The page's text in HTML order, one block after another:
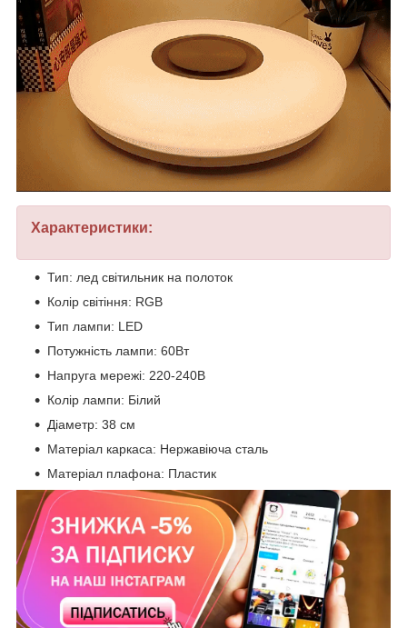
Характеристики:
Тип: лед світильник на полоток
Колір світіння: RGB
Тип лампи: LED
Потужність лампи: 60Вт
Напруга мережі: 220-240В
Колір лампи: Білий
Діаметр: 38 см
Матеріал каркаса: Нержавіюча сталь
Матеріал плафона: Пластик